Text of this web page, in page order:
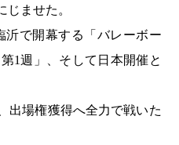
ませた。
沂で開幕する「バレーボー
1週」、そして日本開催と
出場権獲得へ全力で戦いた